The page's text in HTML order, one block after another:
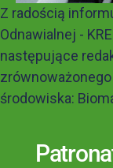
Z radością
Odnawialnej -
następujące
środowiska: